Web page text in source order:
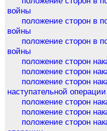
войны
положение сторон в
войны
положение сторон в
войны
положение сторон
положение сторон
положение сторон
наступательной операции
положение сторон
положение сторон
положение сторон